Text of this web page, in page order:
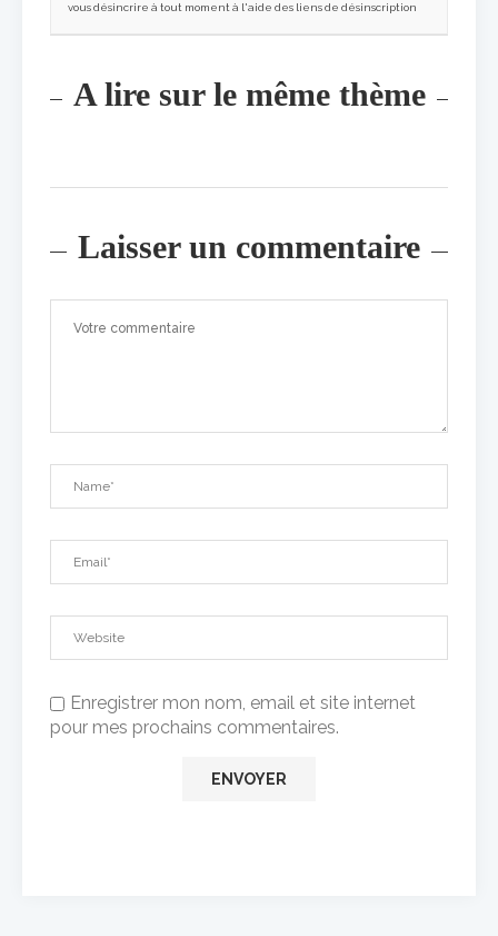
vous désincrire à tout moment à l'aide des liens de désinscription
A lire sur le même thème
Laisser un commentaire
Enregistrer mon nom, email et site internet
pour mes prochains commentaires.